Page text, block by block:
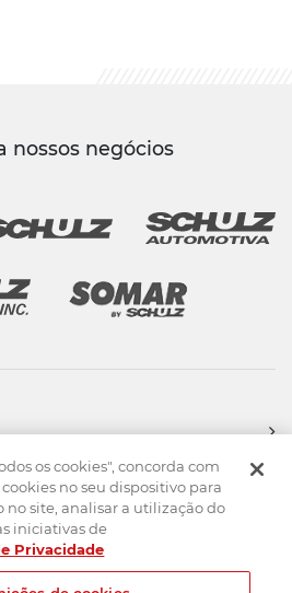
nossos negócios
os cookies", concorda com
no seu dispositivo para
no site, analisar a utilização do
iniciativas de
Privacidade